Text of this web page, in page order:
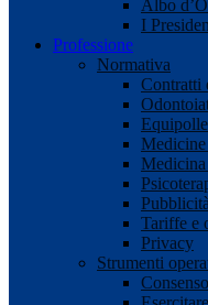
Albo
I
Professione
Normativa
Contratti
Medicina
Tariffe e
Privacy
Strumenti